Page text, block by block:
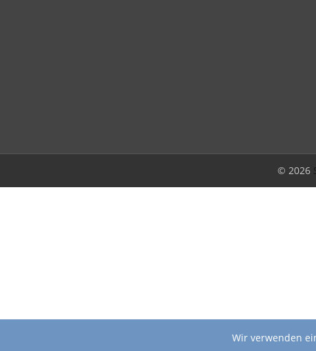
© 2026
Wir verwenden